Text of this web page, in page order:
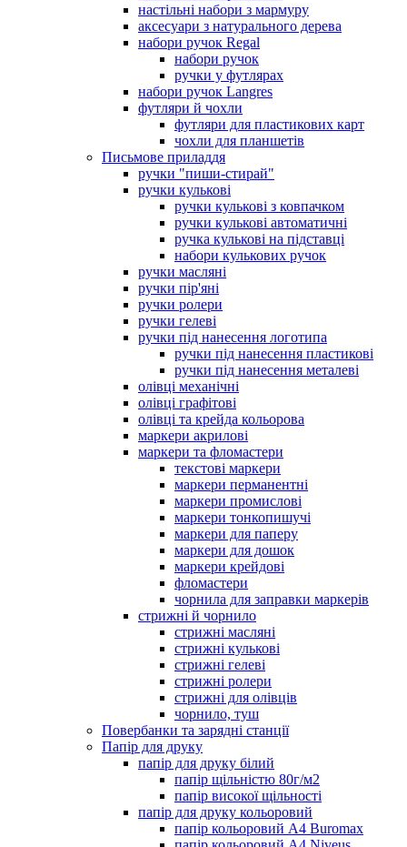
настільні набори з мармуру
аксесуари з натурального дерева
набори ручок Regal
набори ручок
ручки у футлярах
набори ручок Langres
футляри й чохли
футляри для пластикових карт
чохли для планшетів
Письмове приладдя
ручки "пиши-стирай"
ручки кулькові
ручки кулькові з ковпачком
ручки кулькові автоматичні
ручка кулькові на підставці
набори кулькових ручок
ручки масляні
ручки пір'яні
ручки ролери
ручки гелеві
ручки під нанесення логотипа
ручки під нанесення пластикові
ручки під нанесення металеві
олівці механічні
олівці графітові
олівці та крейда кольорова
маркери акрилові
маркери та фломастери
текстові маркери
маркери перманентні
маркери промислові
маркери тонкопишучі
маркери для паперу
маркери для дошок
маркери крейдові
фломастери
чорнила для заправки маркерів
стрижні й чорнило
стрижні масляні
стрижні кулькові
стрижні гелеві
стрижні ролери
стрижні для олівців
чорнило, туш
Повербанки та зарядні станції
Папір для друку
папір для друку білий
папір щільністю 80г/м2
папір високої щільності
папір для друку кольоровий
папір кольоровий А4 Buromax